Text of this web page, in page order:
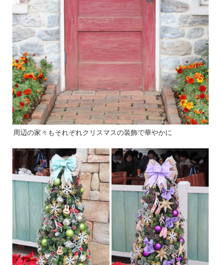
周辺の家々もそれぞれクリスマスの装飾で華やかに